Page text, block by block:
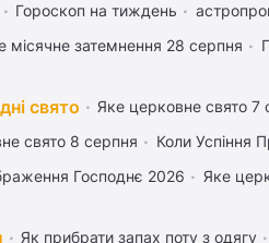
Гороскоп на тиждень
місячне затемнення 28 серпня
свято Яке церковне свято 7
свято 8 серпня
Коли Успіння
Господнє 2026
Яке
Як прибрати запах поту з одягу